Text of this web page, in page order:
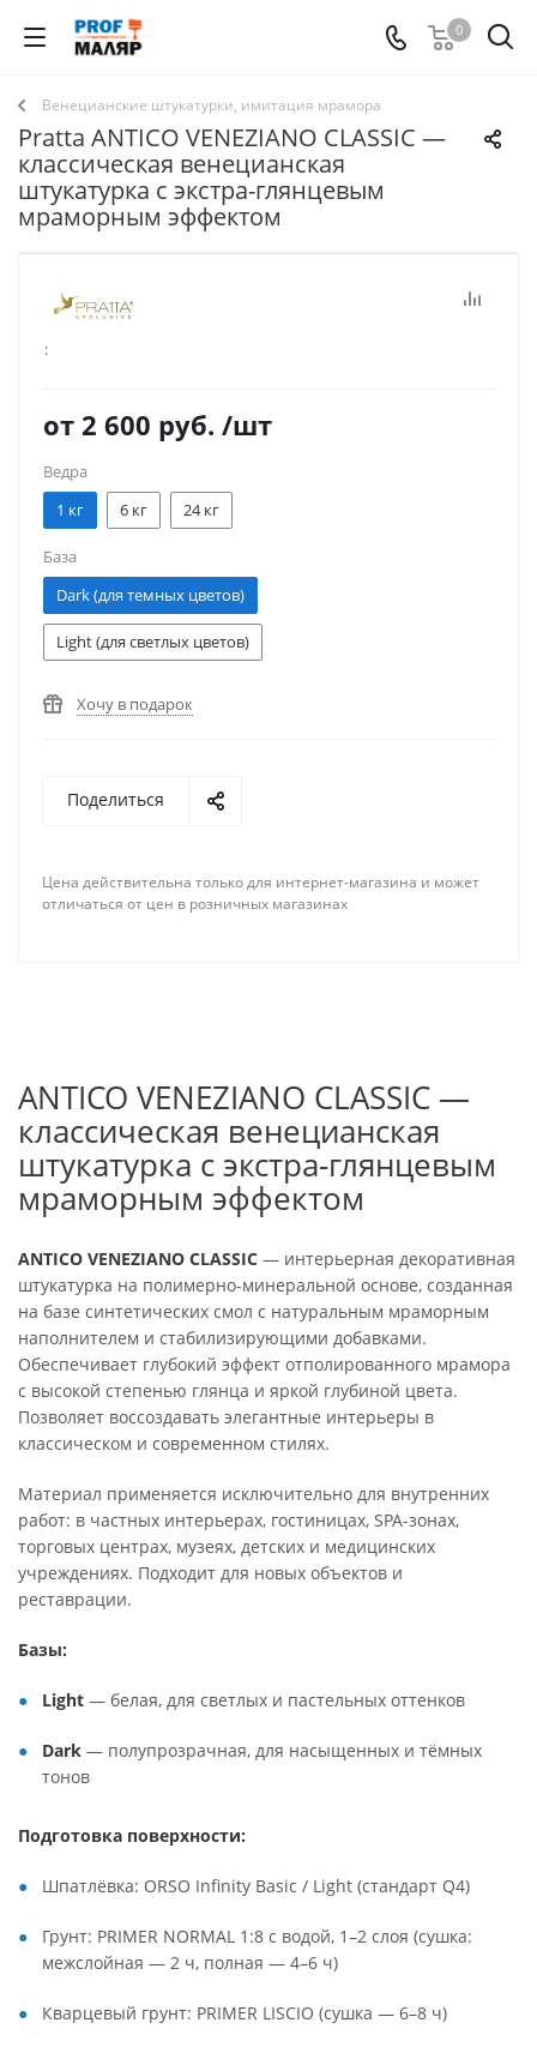
0
Венецианские штукатурки, имитация мрамора
Pratta ANTICO VENEZIANO CLASSIC —
классическая венецианская
штукатурка с экстра-глянцевым
мраморным эффектом
:
от 2 600 руб. /шт
Ведра
1 кг
6 кг 24 кг
База
Dark (для темных цветов)
Light (для светлых цветов)
Хочу в подарок
Поделиться
Цена действительна только для интернет-магазина и может
отличаться от цен в розничных магазинах
ANTICO VENEZIANO CLASSIC —
классическая венецианская
штукатурка с экстра-глянцевым
мраморным эффектом
ANTICO VENEZIANO CLASSIC — интерьерная декоративная
штукатурка на полимерно-минеральной основе, созданная
на базе синтетических смол с натуральным мраморным
наполнителем и стабилизирующими добавками.
Обеспечивает глубокий эффект отполированного мрамора
с высокой степенью глянца и яркой глубиной цвета.
Позволяет воссоздавать элегантные интерьеры в
классическом и современном стилях.
Материал применяется исключительно для внутренних
работ: в частных интерьерах, гостиницах, SPA-зонах,
торговых центрах, музеях, детских и медицинских
учреждениях. Подходит для новых объектов и
реставрации.
Базы:
Light — белая, для светлых и пастельных оттенков
Dark — полупрозрачная, для насыщенных и тёмных
тонов
Подготовка поверхности:
Шпатлёвка: ORSO Infinity Basic / Light (стандарт Q4)
Грунт: PRIMER NORMAL 1:8 с водой, 1–2 слоя (сушка:
межслойная — 2 ч, полная — 4–6 ч)
Кварцевый грунт: PRIMER LISCIO (сушка — 6–8 ч)